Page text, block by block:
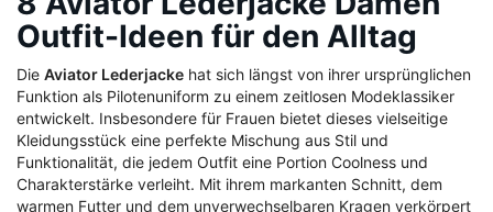
Outfit-Ideen für den Alltag
Die Aviator Lederjacke hat sich längst von ihrer ursprünglichen
Funktion als Pilotenuniform zu einem zeitlosen Modeklassiker
entwickelt. Insbesondere für Frauen bietet dieses vielseitige
Kleidungsstück eine perfekte Mischung aus Stil und
Funktionalität, die jedem Outfit eine Portion Coolness und
Charakterstärke verleiht. Mit ihrem markanten Schnitt, dem
warmen Futter und dem unverwechselbaren Kragen verkörpert